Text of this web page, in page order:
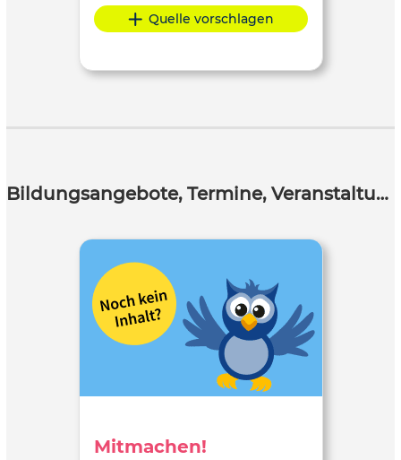
Quelle vorschlagen
Bildungsangebote, Termine, Veranstaltungen
Mitmachen!